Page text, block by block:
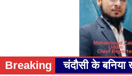
Breaking चंदौसी के बनिया